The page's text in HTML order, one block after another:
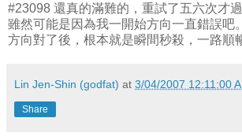
#23098 還真的滿難的，重試了五六次才
雖然可能是因為我一開始方向一直錯誤吧。
方向對了後，根本就是瞬間秒殺，一路順
Lin Jen-Shin (godfat) at 3/04/2007 12:11:00
Share